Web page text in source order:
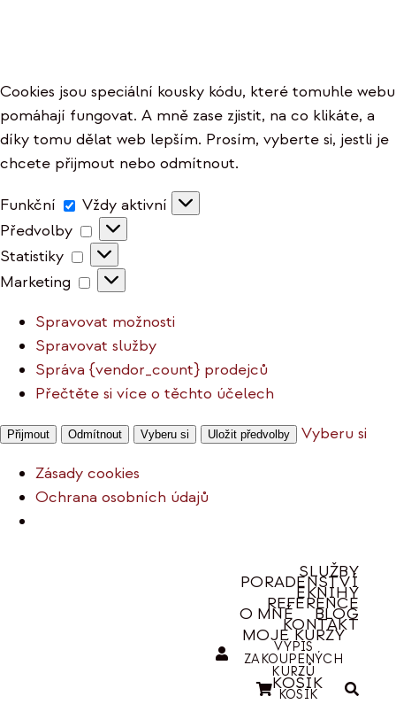
Cookies jsou speciální kousky kódu, které tomuhle webu
pomáhají fungovat. A mně zase zjistit, na co klikáte, a
díky tomu dělat web lepším. Prosím, vyberte si, jestli je
chcete přijmout nebo odmítnout.
Funkční Funkční
Vždy aktivní
Předvolby
Předvolby
Statistiky
Statistiky
Marketing
Marketing
Spravovat možnosti
Spravovat služby
Správa {vendor_count} prodejců
Přečtěte si více o těchto účelech
Přijmout Odmítnout Vyberu si Uložit předvolby
Vyberu si
Zásady cookies
Ochrana osobních údajů
SLUŽBY
PORADENSTVÍ
EKNIHY
REFERENCE
O MNĚ BLOG
KONTAKT
MOJE KURZY
VÝPIS
ZAKOUPENÝCH
KURZŮ
KOŠÍK
KOŠÍK